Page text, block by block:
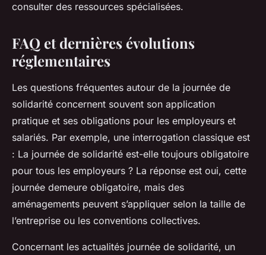
consulter des ressources spécialisées.
FAQ et dernières évolutions
réglementaires
Les questions fréquentes autour de la journée de
solidarité concernent souvent son application
pratique et ses obligations pour les employeurs et
salariés. Par exemple, une interrogation classique est
: La journée de solidarité est-elle toujours obligatoire
pour tous les employeurs ? La réponse est oui, cette
journée demeure obligatoire, mais des
aménagements peuvent s’appliquer selon la taille de
l’entreprise ou les conventions collectives.
Concernant les actualités journée de solidarité, un